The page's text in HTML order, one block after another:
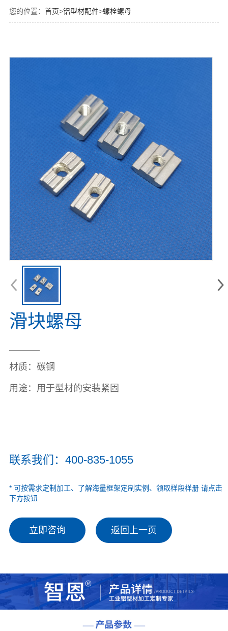
您的位置： 首页>铝型材配件>螺栓螺母
滑块螺母
材质： 碳钢
用途： 用于型材的安装紧固
联系我们：400-835-1055
* 可按需求定制加工、了解海量框架定制实例、领取样段样册 请点击
下方按钮
立即咨询 返回上一页